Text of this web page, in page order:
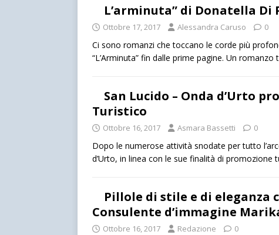
L’arminuta” di Donatella
Ottobre 17, 2017 Alessandra Caruso 0
Ci sono romanzi che toccano le corde più
“L’Arminuta” fin dalle prime pagine. Un romanzo
San Lucido – Onda d’Urto
Turistico
Ottobre 16, 2017 Asmara Bassetti 0
Dopo le numerose attività snodate per tutto
d’Urto, in linea con le sue finalità di promozione
Pillole di stile e di eleganza
Consulente d’immagine
Ottobre 16, 2017 Redazione 0